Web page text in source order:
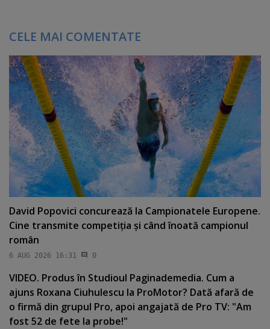
CELE MAI COMENTATE
David Popovici concurează la Campionatele Europene.
Cine transmite competiţia şi când înoată campionul
român
6 AUG 2026 16:31 0
VIDEO. Produs în Studioul Paginademedia. Cum a
ajuns Roxana Ciuhulescu la ProMotor? Dată afară de
o firmă din grupul Pro, apoi angajată de Pro TV: "Am
fost 52 de fete la probe!"